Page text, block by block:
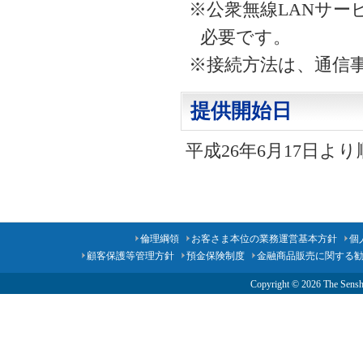
※公衆無線LANサー
必要です。
※接続方法は、通信
提供開始日
平成26年6月17日より
倫理綱領 お客さま本位の業務運営基本方針
個
顧客保護等管理方針
預金保険制度 金融商品販売に関する
Copyright © 2026 The